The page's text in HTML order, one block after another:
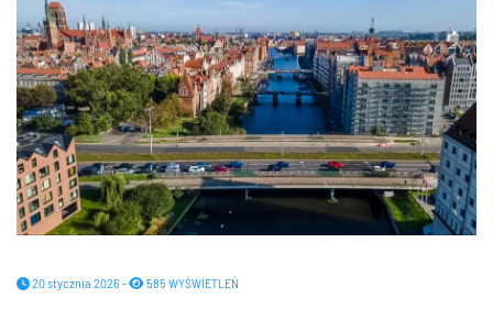
20 stycznia 2026 - 585 WYŚWIETLEŃ